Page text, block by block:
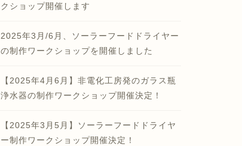
クショップ開催します
2025年3月/6月、ソーラーフードドライヤー
の制作ワークショップを開催しました
【2025年4月6月】非電化工房発のガラス瓶
浄水器の制作ワークショップ開催決定！
【2025年3月5月】ソーラーフードドライヤ
ー制作ワークショップ開催決定！